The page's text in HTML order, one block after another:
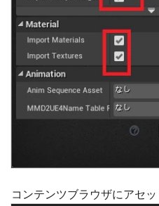
コンテンツブラウザにアセッ